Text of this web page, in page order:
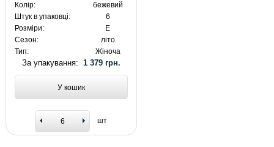
Колір:
бежевий
Штук в упаковці:
6
Розміри:
E
Сезон:
літо
Тип:
Жіноча
За упакування: 1 379 грн.
У кошик
шт